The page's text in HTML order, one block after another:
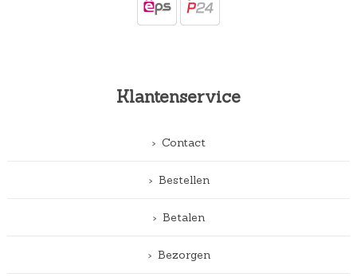
Klantenservice
Contact
Bestellen
Betalen
Bezorgen